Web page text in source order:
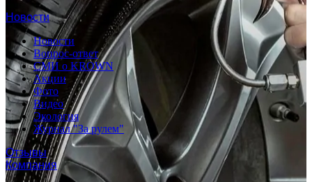
Новости
Новости
Вопрос-ответ
СМИ о KROWN
Акции
Фото
Видео
Экология
Журнал "За рулем"
Отзывы
Компания